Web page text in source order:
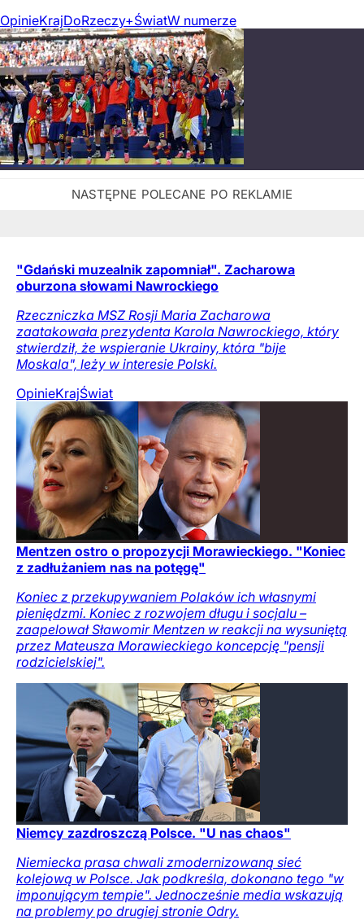
OpinieKrajDoRzeczy+ŚwiatW numerze
"Gdański muzealnik zapomniał". Zacharowa
oburzona słowami Nawrockiego
Rzeczniczka MSZ Rosji Maria Zacharowa
zaatakowała prezydenta Karola Nawrockiego, który
stwierdził, że wspieranie Ukrainy, która "bije
Moskala", leży w interesie Polski.
OpinieKrajŚwiat
Mentzen ostro o propozycji Morawieckiego. "Koniec
z zadłużaniem nas na potęgę"
Koniec z przekupywaniem Polaków ich własnymi
pieniędzmi. Koniec z rozwojem długu i socjalu –
zaapelował Sławomir Mentzen w reakcji na wysuniętą
przez Mateusza Morawieckiego koncepcję "pensji
rodzicielskiej".
Niemcy zazdroszczą Polsce. "U nas chaos"
Niemiecka prasa chwali zmodernizowaną sieć
kolejową w Polsce. Jak podkreśla, dokonano tego "w
imponującym tempie". Jednocześnie media wskazują
na problemy po drugiej stronie Odry.